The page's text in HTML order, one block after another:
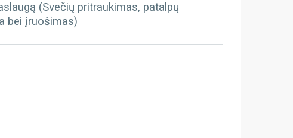
(Svečių pritraukimas, patalpų
bei įruošimas)